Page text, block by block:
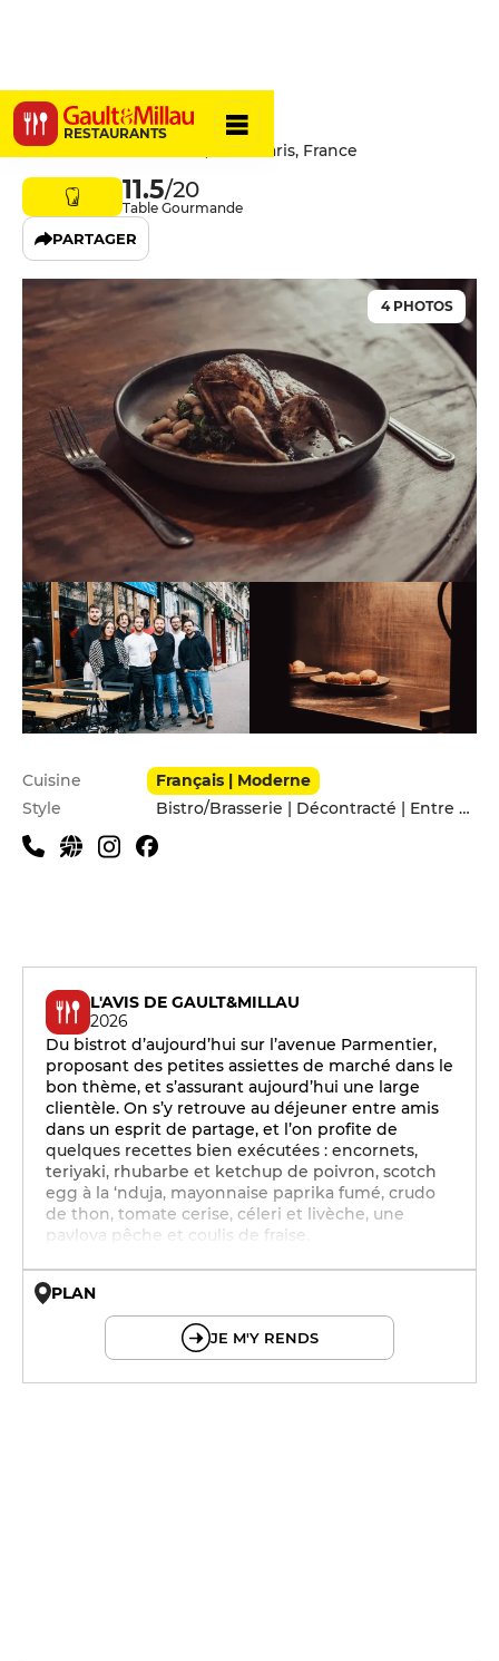
RESTAURANTS
Cadence
117 Avenue Parmentier, 75011 Paris, France
11.5/20
Table Gourmande
PARTAGER
4 PHOTOS
Infos pratiques
Cuisine
Français | Moderne
Style
Bistro/Brasserie | Décontracté | Entre amis
L'AVIS DE GAULT&MILLAU
2026
Du bistrot d’aujourd’hui sur l’avenue Parmentier,
proposant des petites assiettes de marché dans le
bon thème, et s’assurant aujourd’hui une large
clientèle. On s’y retrouve au déjeuner entre amis
dans un esprit de partage, et l’on profite de
quelques recettes bien exécutées : encornets,
teriyaki, rhubarbe et ketchup de poivron, scotch
egg à la ‘nduja, mayonnaise paprika fumé, crudo
de thon, tomate cerise, céleri et livèche, une
pavlova pêche et coulis de fraise.
PLAN
JE M'Y RENDS